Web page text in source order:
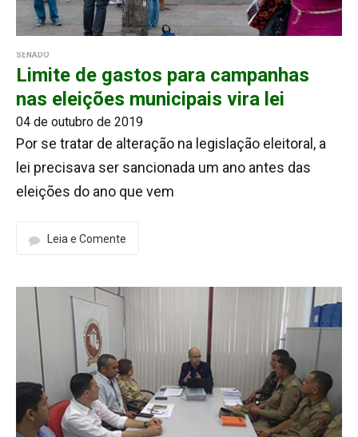
SENADO
Limite de gastos para campanhas
nas eleições municipais vira lei
04 de outubro de 2019
Por se tratar de alteração na legislação eleitoral, a
lei precisava ser sancionada um ano antes das
eleições do ano que vem
Leia e Comente